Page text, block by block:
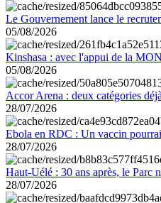
Le Gouvernement lance le
05/08/2026
Kinshasa : avec l'appui de la
05/08/2026
Accor Arena : deux catégories
28/07/2026
Ebola en RDC : Un vaccin
28/07/2026
Haut-Uélé : 30 ans après, le Parc
28/07/2026